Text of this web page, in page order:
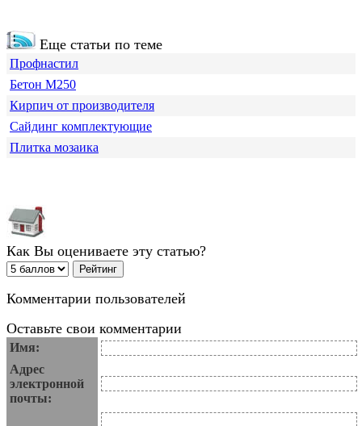
Еще статьи по теме
Профнастил
Бетон М250
Кирпич от производителя
Сайдинг комплектующие
Плитка мозаика
Как Вы оцениваете эту статью?
Комментарии пользователей
Оставьте свои комментарии
Имя:
Адрес
электронной
почты: